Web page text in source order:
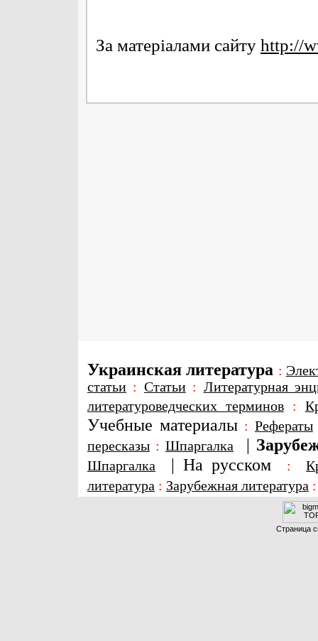
За матеріалами сайту http://
Украинская литература :
статьи : Статьи: Литературная
литературоведческих терминов:
Учебные материалы : Рефераты
пересказы : Шпаргалка |
Шпаргалка | На русском :
литература : Зарубежная литература
Страница